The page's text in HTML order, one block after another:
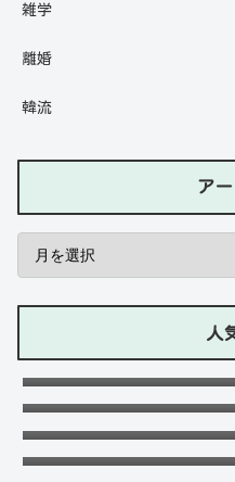
雑学
離婚
韓流
ア
人
石川ケニーは父と兄
リカ人のハーフ！7人
Lazの彼女や身長に大
プロゲーマーの経歴！
竹下パラダイスだー
恋愛対象やイケメンか
可愛い政田夢乃選手
る！本当に不倫をし
どうなっているのか
千早茜の恋人や結婚
に高校は？引越は離婚
末永けいの経歴や学